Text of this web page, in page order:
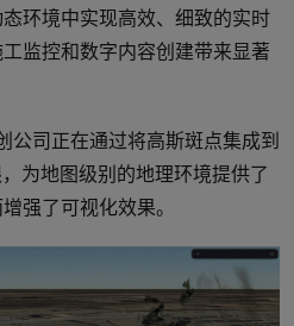
环境中实现高效、细致的实时
监控和数字内容创建带来显著
公司正在通过将高斯斑点集成到
为地图级别的地理环境提供了
强了可视化效果。